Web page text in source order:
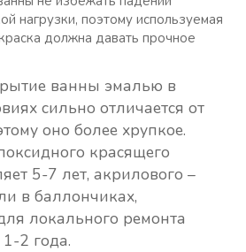
нагрузки, поэтому используемая
должна давать прочное
ванны эмалью в
сильно отличается от
оно более хрупкое.
красящего
5-7 лет, акрилового –
в баллончиках,
локального ремонта
2 года.